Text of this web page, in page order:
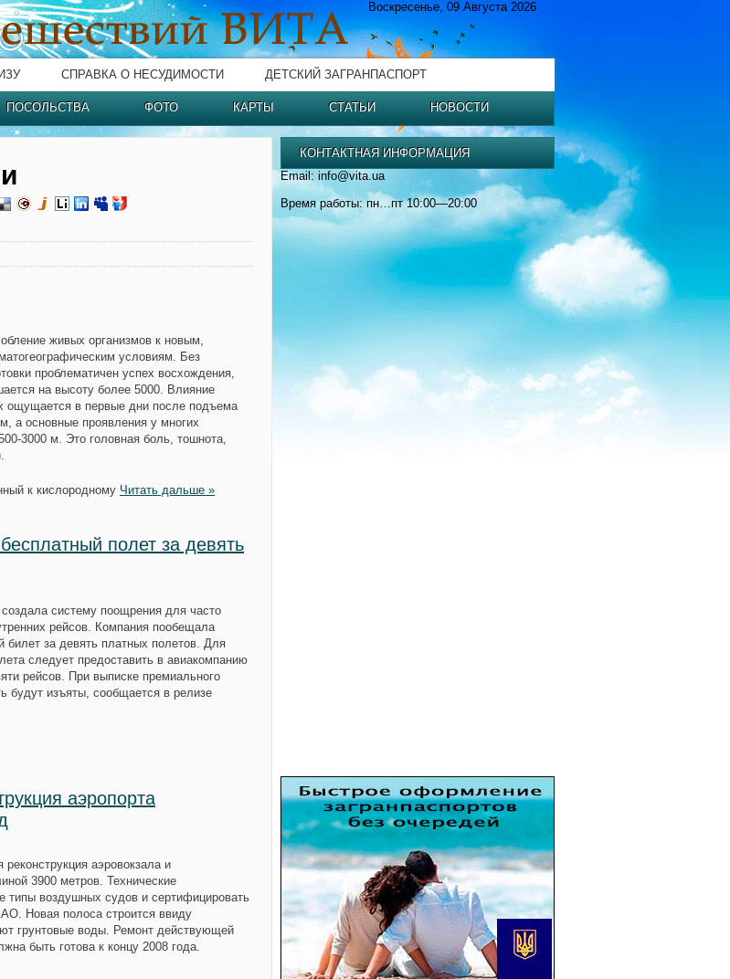
Воскресенье, 09 Августа 2026
СПРАВКА О НЕСУДИМОСТИ ДЕТСКИЙ ЗАГРАНПАСПОРТ
ПОСОЛЬСТВА ФОТО КАРТЫ СТАТЬИ НОВОСТИ
живых организмов к новым,
условиям. Без
проблематичен успех восхождения,
на высоту более 5000. Влияние
ощущается в первые дни после подъема
а основные проявления у многих
3000 м. Это головная боль, тошнота,
к кислородному Читать дальше »
полет за девять
систему поощрения для часто
рейсов. Компания пообещала
билет за девять платных полетов. Для
следует предоставить в авиакомпанию
рейсов. При выписке премиального
будут изъяты, сообщается в релизе
аэропорта
аэровокзала и
3900 метров. Технические
типы воздушных судов и сертифицировать
Новая полоса строится ввиду
грунтовые воды. Ремонт действующей
быть готова к концу 2008 года.
КОНТАКТНАЯ ИНФОРМАЦИЯ
Email: info@vita.ua
Время работы: пн…пт 10:00—20:00